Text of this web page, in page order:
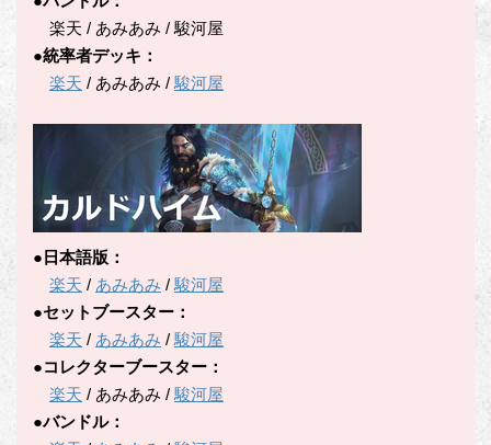
楽天 / あみあみ / 駿河屋
●統率者デッキ：
楽天 / あみあみ /駿河屋
●日本語版：
楽天 / あみあみ /駿河屋
●セットブースター：
楽天 / あみあみ /駿河屋
●コレクターブースター：
楽天 / あみあみ /駿河屋
●バンドル：